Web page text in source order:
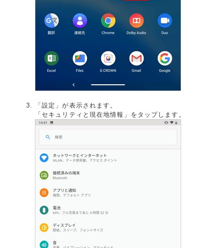
「設定」が表示されます。
「セキュリティと現在地情報」をタップします。